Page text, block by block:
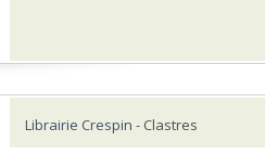
Librairie Crespin - Clastres